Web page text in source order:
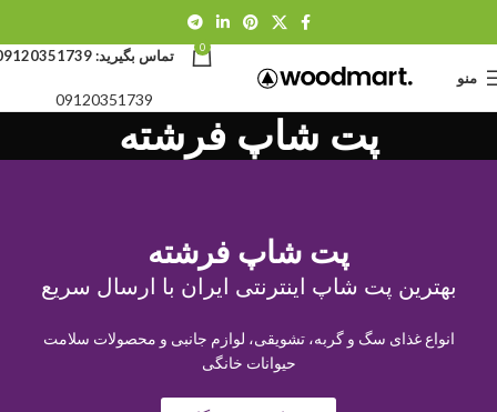
منو
0 تماس بگیرید:
09120351739
پت شاپ فرشته
پت شاپ فرشته
بهترین پت شاپ اینترنتی ایران با ارسال سریع
انواع غذای سگ و گربه، تشویقی، لوازم جانبی و محصولات سلامت
حیوانات خانگی